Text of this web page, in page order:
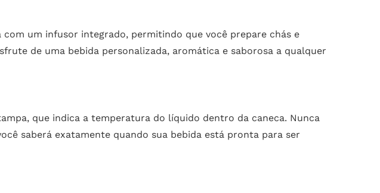
um infusor integrado, permitindo que você prepare chás e
de uma bebida personalizada, aromática e saborosa a qualquer
que indica a temperatura do líquido dentro da caneca. Nunca
saberá exatamente quando sua bebida está pronta para ser